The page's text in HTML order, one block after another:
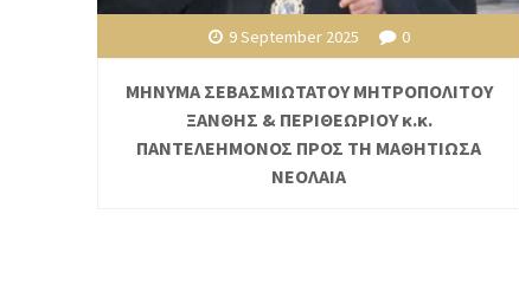
9 September 2025 0
ΜΗΝΥΜΑ ΣΕΒΑΣΜΙΩΤΑΤΟΥ ΜΗΤΡΟΠΟΛΙΤΟΥ
ΞΑΝΘΗΣ & ΠΕΡΙΘΕΩΡΙΟΥ κ.κ.
ΠΑΝΤΕΛΕΗΜΟΝΟΣ ΠΡΟΣ ΤΗ ΜΑΘΗΤΙΩΣΑ
ΝΕΟΛΑΙΑ